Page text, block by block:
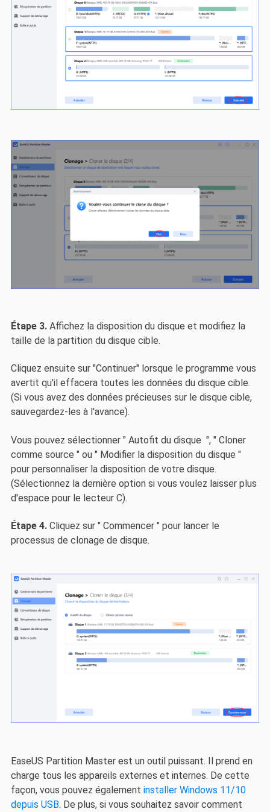
Étape 3. Affichez la disposition du disque et modifiez la
taille de la partition du disque cible.
Cliquez ensuite sur "Continuer" lorsque le programme vous
avertit qu'il effacera toutes les données du disque cible.
(Si vous avez des données précieuses sur le disque cible,
sauvegardez-les à l'avance).
Vous pouvez sélectionner " Autofit du disque ", " Cloner
comme source " ou " Modifier la disposition du disque "
pour personnaliser la disposition de votre disque.
(Sélectionnez la dernière option si vous voulez laisser plus
d'espace pour le lecteur C).
Étape 4.Cliquez sur " Commencer " pour lancer le
processus de clonage de disque.
EaseUS Partition Master est un outil puissant. Il prend en
charge tous les appareils externes et internes. De cette
façon, vous pouvez également installer Windows 11/10
depuis USB. De plus, si vous souhaitez savoir comment